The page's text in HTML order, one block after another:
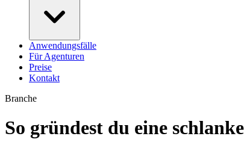
Anwendungsfälle
Für Agenturen
Preise
Kontakt
Branche
So gründest du eine